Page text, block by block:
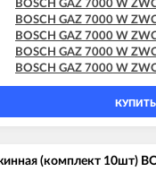
BOSCH GAZ 7000 W
BOSCH GAZ 7000 W
BOSCH GAZ 7000 W
BOSCH GAZ 7000 W
BOSCH GAZ 7000 W
КУПИТЬ
(комплект 10шт)